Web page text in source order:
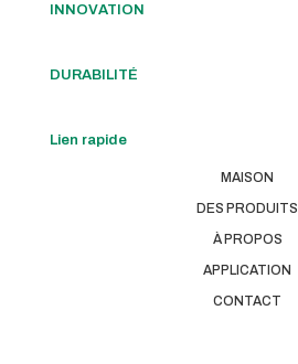
INNOVATION
DURABILITÉ
Lien rapide
MAISON
DES PRODUITS
À PROPOS
APPLICATION
CONTACT